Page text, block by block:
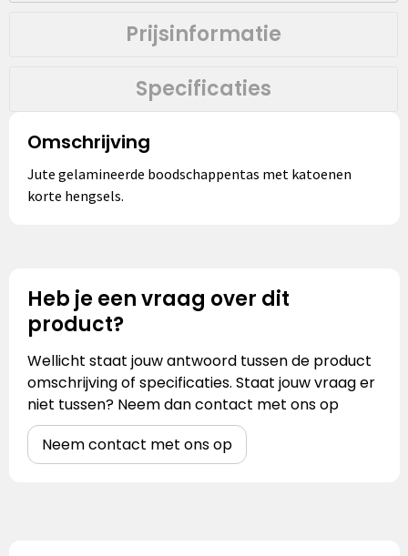
Prijsinformatie
Specificaties
Omschrijving
Jute gelamineerde boodschappentas met katoenen
korte hengsels.
Heb je een vraag over dit
product?
Wellicht staat jouw antwoord tussen de product
omschrijving of specificaties. Staat jouw vraag er
niet tussen? Neem dan contact met ons op
Neem contact met ons op